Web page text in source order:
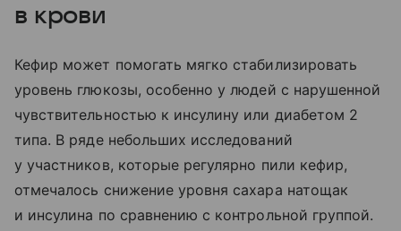
в крови
Кефир может помогать мягко стабилизировать
уровень глюкозы, особенно у людей с нарушенной
чувствительностью к инсулину или диабетом 2
типа. В ряде небольших исследований
у участников, которые регулярно пили кефир,
отмечалось снижение уровня сахара натощак
и инсулина по сравнению с контрольной группой.